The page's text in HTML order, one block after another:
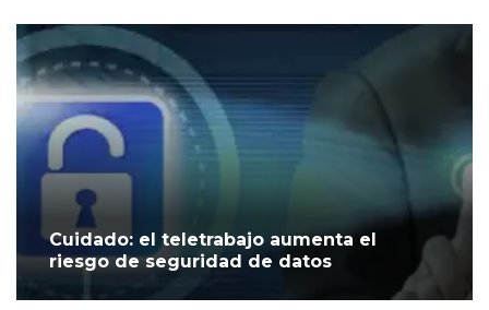
Cuidado: el teletrabajo aumenta el
riesgo de seguridad de datos